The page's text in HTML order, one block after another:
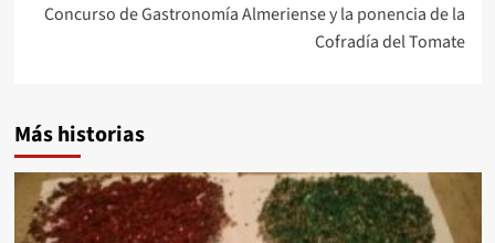
Concurso de Gastronomía Almeriense y la ponencia de la
Cofradía del Tomate
Más historias